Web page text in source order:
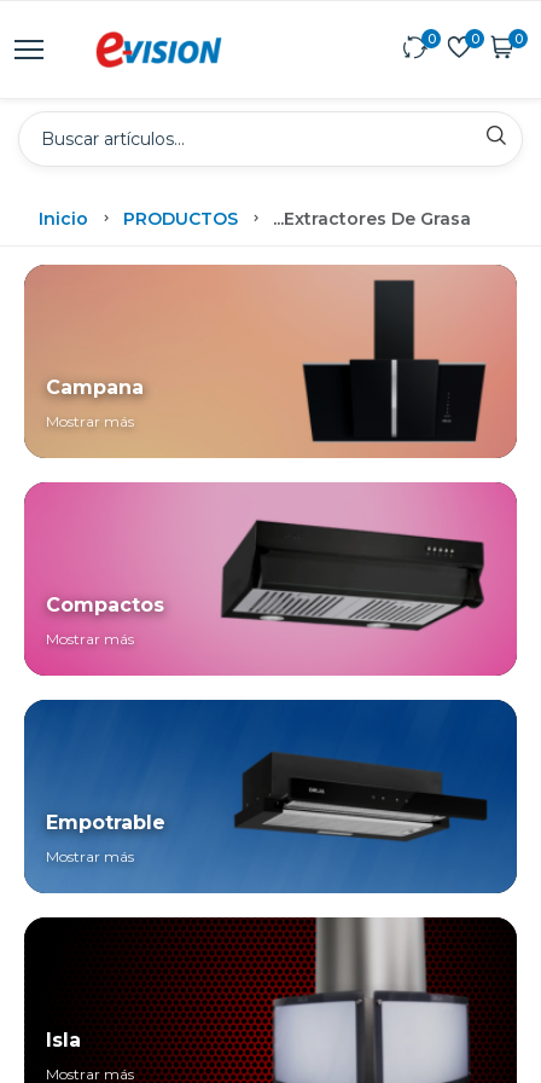
0 0 0
Inicio PRODUCTOS ...Extractores De Grasa
Campana
Mostrar más
Compactos
Mostrar más
Empotrable
Mostrar más
Isla
Mostrar más